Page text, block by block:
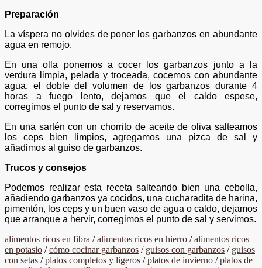
Preparación
La víspera no olvides de poner los garbanzos en abundante
agua en remojo.
En una olla ponemos a cocer los garbanzos junto a la
verdura limpia, pelada y troceada, cocemos con abundante
agua, el doble del volumen de los garbanzos durante 4
horas a fuego lento, dejamos que el caldo espese,
corregimos el punto de sal y reservamos.
En una sartén con un chorrito de aceite de oliva salteamos
los ceps bien limpios, agregamos una pizca de sal y
añadimos al guiso de garbanzos.
Trucos y consejos
Podemos realizar esta receta salteando bien una cebolla,
añadiendo garbanzos ya cocidos, una cucharadita de harina,
pimentón, los ceps y un buen vaso de agua o caldo, dejamos
que arranque a hervir, corregimos el punto de sal y servimos.
alimentos ricos en fibra /alimentos ricos en hierro /alimentos ricos
en potasio /cómo cocinar garbanzos / guisos con garbanzos / guisos
con setas /platos completos y ligeros /platos de invierno /platos de